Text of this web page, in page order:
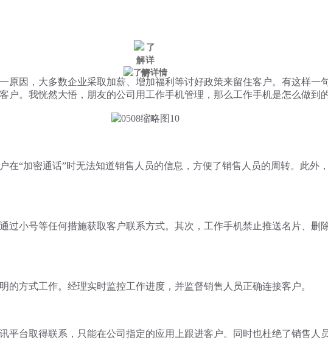
因，大多数企业采取加薪、增加福利等讨好政策来留住客户。有这样一
。我恍然大悟，朋友的公司用工作手机管理，那么工作手机是怎么做到
在“加密通话”时无法知道销售人员的信息，方便了销售人员的周转。此外
过小号等任何措施获取客户联系方式。其次，工作手机禁止推送名片、删
方式工作。经理实时监控工作进度，并监督销售人员正确连接客户。
平台取得联系，只能在公司指定的应用上跟进客户。同时也杜绝了销售人